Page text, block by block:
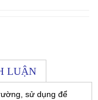
LUẬN
sử dụng để